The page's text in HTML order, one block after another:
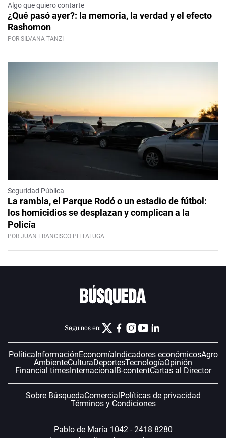
Algo que quiero contarte
¿Qué pasó ayer?: la memoria, la verdad y el efecto
Rashomon
POR SILVANA TANZI
Seguridad Pública
La rambla, el Parque Rodó o un estadio de fútbol:
los homicidios se desplazan y complican a la
Policía
POR JUAN FRANCISCO PITTALUGA
Seguinos en:
Política InformaciónEconomía Indicadores económicosAgro
AmbienteCulturaDeportesTecnologíaOpinión
Financial timesInternacional B-contentCartas al Director
Sobre BúsquedaComercial Políticas de privacidad
Términos y Condiciones
Pablo de María 1042 - 2418 8280